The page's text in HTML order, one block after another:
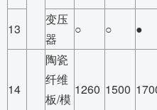
13
变压
器
○ ○ ●
14
陶瓷
纤维
板/模
1260 1500